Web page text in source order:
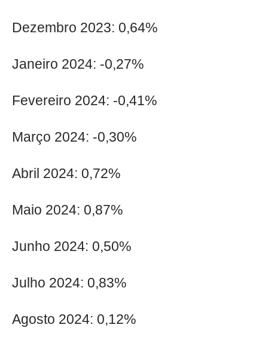
Dezembro 2023: 0,64%
Janeiro 2024: -0,27%
Fevereiro 2024: -0,41%
Março 2024: -0,30%
Abril 2024: 0,72%
Maio 2024: 0,87%
Junho 2024: 0,50%
Julho 2024: 0,83%
Agosto 2024: 0,12%